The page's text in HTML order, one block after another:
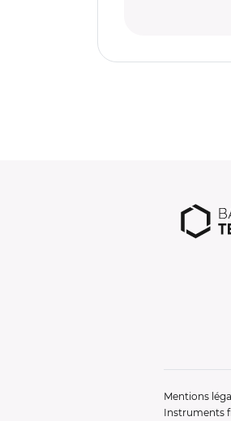
Mentions
Instruments